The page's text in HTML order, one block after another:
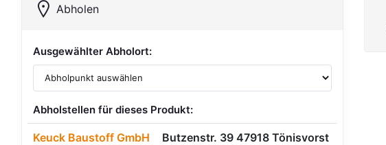
Abholen
Ausgewählter Abholort:
Abholstellen für dieses Produkt:
Keuck Baustoff GmbH
Butzenstr. 39 47918 Tönisvorst